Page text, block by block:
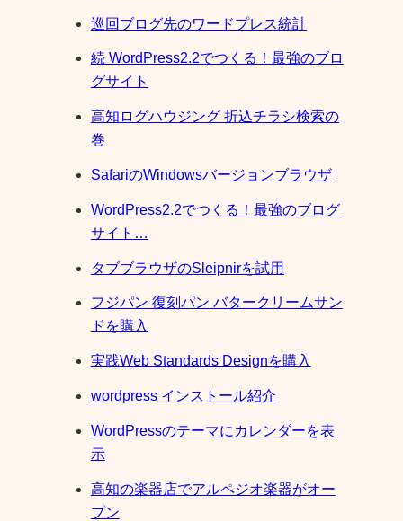
巡回ブログ先のワードプレス統計
続 WordPress2.2でつくる！最強のブロ
グサイト
高知ログハウジング 折込チラシ検索の
巻
SafariのWindowsバージョンブラウザ
WordPress2.2でつくる！最強のブログ
サイト…
タブブラウザのSleipnirを試用
フジパン 復刻パン バタークリームサン
ドを購入
実践Web Standards Designを購入
wordpress インストール紹介
WordPressのテーマにカレンダーを表
示
高知の楽器店でアルペジオ楽器がオー
プン